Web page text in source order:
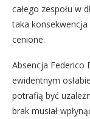
całego zespołu w
taka
cenione.
Absencja Federico
ewidentnym
potrafią być
brak musiał